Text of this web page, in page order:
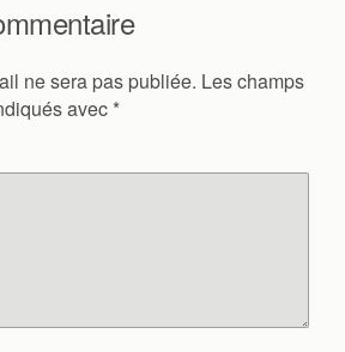
ne sera pas publiée. Les champs
avec *